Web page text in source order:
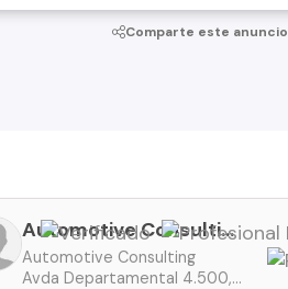
Comparte este anuncio
Automotive Consulting
Automotive Consulting
Avda Departamental 4.500, AutoPark, Macul - Santiago